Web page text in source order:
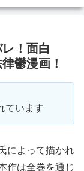
！面白
鬱漫画！
ています
によって描かれ
作は全巻を通じ